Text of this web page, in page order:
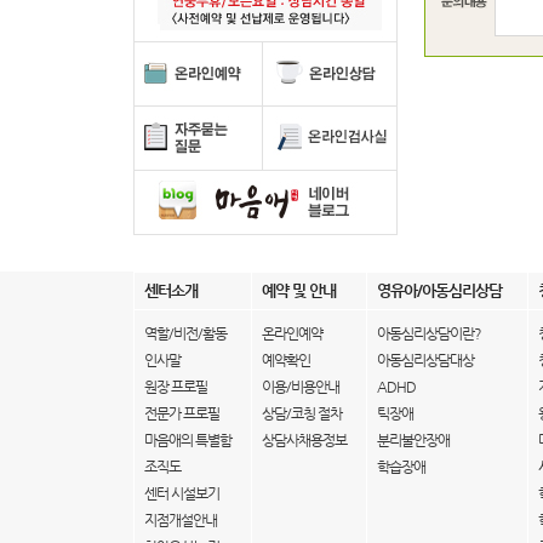
센터소개 예약 및 안내 영유아/아동심리상담
역할/비전/활동
인사말
원장 프로필
전문가 프로필
마음애의 특별함
조직도
센터 시설보기
지점개설안내
온라인예약
예약확인
이용/비용안내
상담/코칭 절차
상담사채용정보
아동심리상담이란?
아동심리상담대상
ADHD
틱장애
분리불안장애
학습장애